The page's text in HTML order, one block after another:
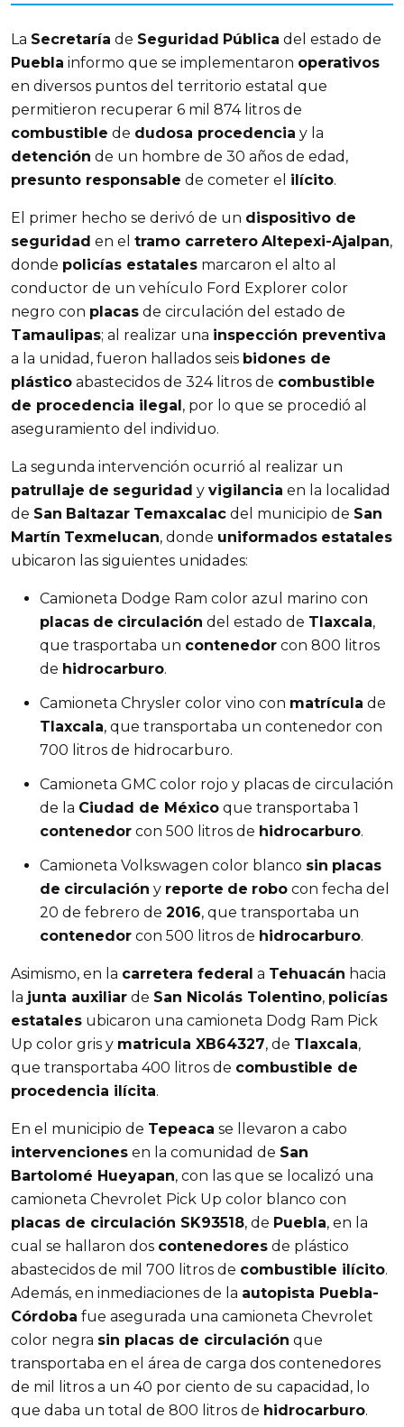
La Secretaría de Seguridad Pública del estado de
Puebla informo que se implementaron operativos
en diversos puntos del territorio estatal que
permitieron recuperar 6 mil 874 litros de
combustible de dudosa procedencia y la
detención de un hombre de 30 años de edad,
presunto responsable de cometer el ilícito.
El primer hecho se derivó de un dispositivo de
seguridad en el tramo carretero Altepexi-Ajalpan,
donde policías estatales marcaron el alto al
conductor de un vehículo Ford Explorer color
negro con placas de circulación del estado de
Tamaulipas; al realizar una inspección preventiva
a la unidad, fueron hallados seis bidones de
plástico abastecidos de 324 litros de combustible
de procedencia ilegal , por lo que se procedió al
aseguramiento del individuo.
La segunda intervención ocurrió al realizar un
patrullaje de seguridad y vigilancia en la localidad
de San Baltazar Temaxcalac del municipio de San
Martín Texmelucan, donde uniformados estatales
ubicaron las siguientes unidades:
Camioneta Dodge Ram color azul marino con
placas de circulación del estado de Tlaxcala,
que trasportaba un contenedor con 800 litros
de hidrocarburo.
Camioneta Chrysler color vino con matrícula de
Tlaxcala, que transportaba un contenedor con
700 litros de hidrocarburo.
Camioneta GMC color rojo y placas de circulación
de la Ciudad de México que transportaba 1
contenedor con 500 litros de hidrocarburo.
Camioneta Volkswagen color blanco sin placas
de circulación y reporte de robo con fecha del
20 de febrero de 2016, que transportaba un
contenedor con 500 litros de hidrocarburo.
Asimismo, en la carretera federal a Tehuacán hacia
la junta auxiliar de San Nicolás Tolentino, policías
estatales ubicaron una camioneta Dodg Ram Pick
Up color gris y matricula XB64327, de Tlaxcala,
que transportaba 400 litros de combustible de
procedencia ilícita.
En el municipio de Tepeaca se llevaron a cabo
intervenciones en la comunidad de San
Bartolomé Hueyapan, con las que se localizó una
camioneta Chevrolet Pick Up color blanco con
placas de circulación SK93518, de Puebla, en la
cual se hallaron dos contenedores de plástico
abastecidos de mil 700 litros de combustible ilícito.
Además, en inmediaciones de la autopista Puebla-
Córdoba fue asegurada una camioneta Chevrolet
color negra sin placas de circulación que
transportaba en el área de carga dos contenedores
de mil litros a un 40 por ciento de su capacidad, lo
que daba un total de 800 litros de hidrocarburo.